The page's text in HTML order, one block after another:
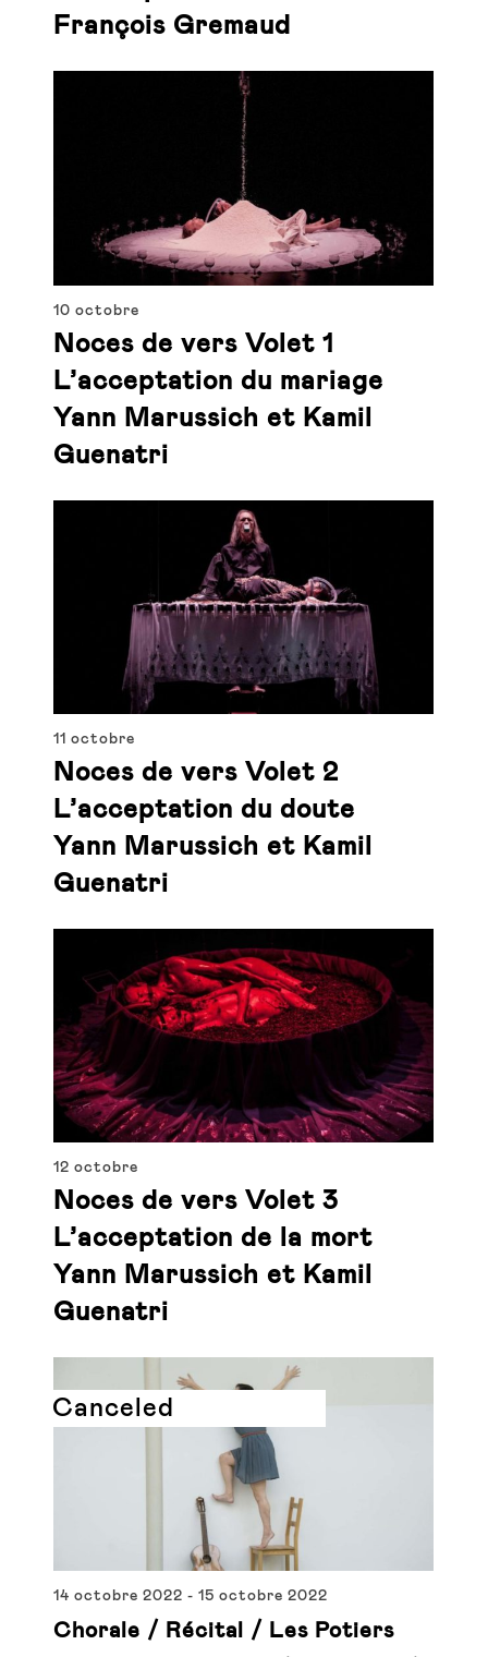
François Gremaud
10 octobre
Noces de vers Volet 1
L’acceptation du mariage
Yann Marussich et Kamil
Guenatri
11 octobre
Noces de vers Volet 2
L’acceptation du doute
Yann Marussich et Kamil
Guenatri
12 octobre
Noces de vers Volet 3
L’acceptation de la mort
Yann Marussich et Kamil
Guenatri
14 octobre 2022 -15 octobre 2022
Canceled
Chorale / Récital / Les Potiers